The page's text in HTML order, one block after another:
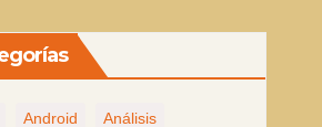
Android Análisis